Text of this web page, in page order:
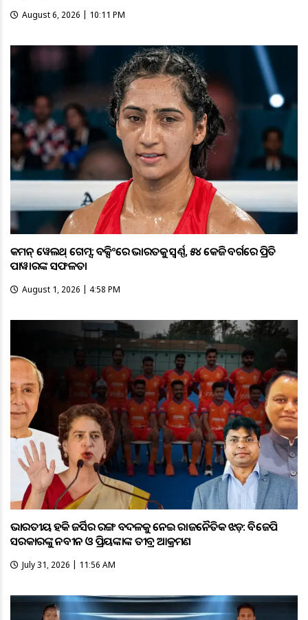
August 6, 2026 | 10:11 PM
କମନ୍ ୱେଲଥ୍ ଗେମ୍ସ: ବକ୍ସିଂରେ ଭାରତକୁ ସ୍ବର୍ଣ୍ଣ, ୫୪ କେଜି ବର୍ଗରେ ପ୍ରିତି
ପାୱାରଙ୍କ ସଫଳତା
August 1, 2026 | 4:58 PM
ଭାରତୀୟ ହକି ଜର୍ସିର ରଙ୍ଗ ବଦଳକୁ ନେଇ ରାଜନୈତିକ ଝଡ଼: ବିଜେପି
ସରକାରଙ୍କୁ ନବୀନ ଓ ପ୍ରିୟଙ୍କାଙ୍କ ତୀବ୍ର ଆକ୍ରମଣ
July 31, 2026 | 11:56 AM